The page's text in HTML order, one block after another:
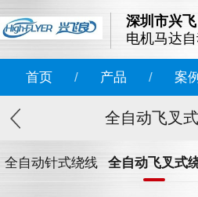
深圳市兴
电机马达
首页 / 产品 / 案例
全自动飞叉
全自动针式绕线
全自动飞叉式